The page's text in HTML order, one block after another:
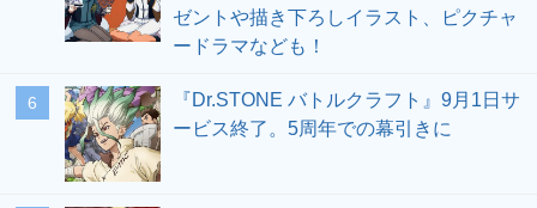
ゼントや描き下ろしイラスト、ピクチャ
ードラマなども！
6
『Dr.STONE バトルクラフト』9月1日サ
ービス終了。5周年での幕引きに